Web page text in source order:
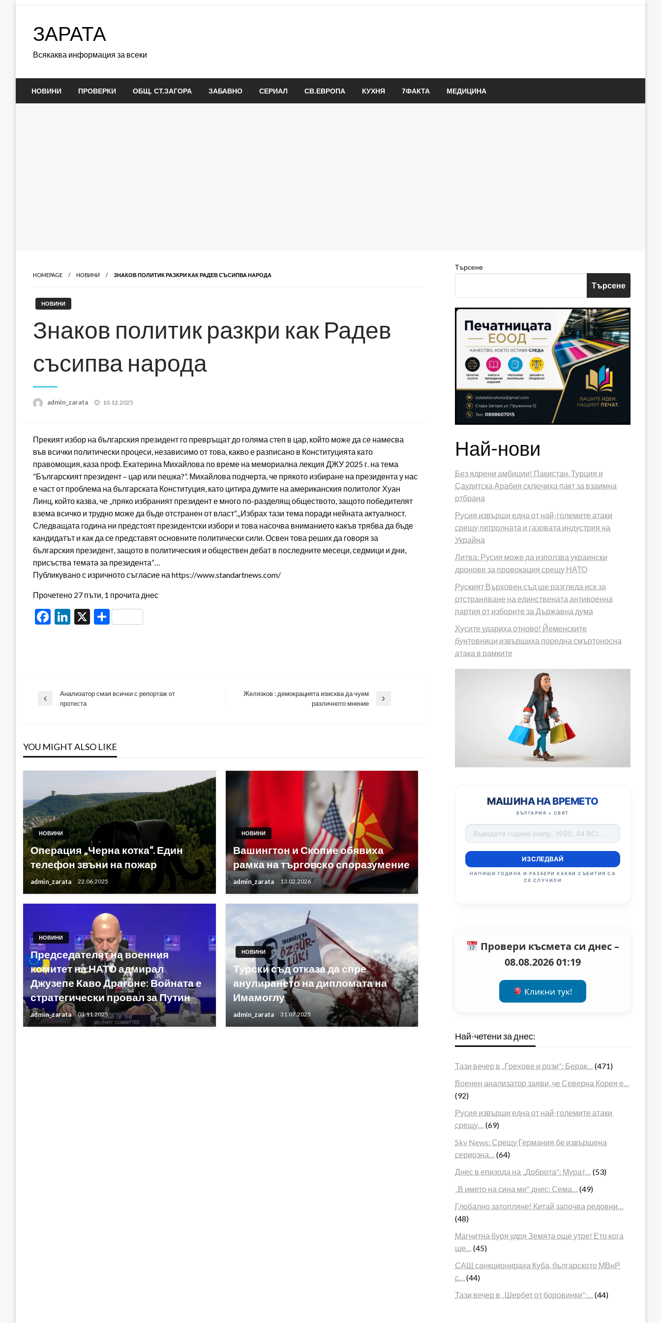
ЗАРАТА
Всякаква информация за всеки
НОВИНИ ПРОВЕРКИ ОБЩ. СТ.ЗАГОРА ЗАБАВНО СЕРИАЛ СВ.ЕВРОПА КУХНЯ 7ФАКТА МЕДИЦИНА
HOMEPAGE НОВИНИ ЗНАКОВ ПОЛИТИК РАЗКРИ КАК РАДЕВ СЪСИПВА НАРОДА
НОВИНИ
Знаков политик разкри как Радев
съсипва народа
admin_zarata
Posted
10.12.2025
Прекият избор на българския президент го превръщат до голяма степ в цар, който може да се намесва
във всички политически процеси, независимо от това, какво е разписано в Конституцията като
правомощия, каза проф. Екатерина Михайлова по време на мемориална лекция ДЖУ 2025 г. на тема
“Българският президент – цар или пешка?”. Михайлова подчерта, че прякото избиране на президента у нас
е част от проблема на българската Конституция, като цитира думите на американския политолог Хуан
Линц, който казва, че „пряко избраният президент е много по-разделящ обществото, защото победителят
взема всичко и трудно може да бъде отстранен от власт“.„Избрах тази тема поради нейната актуалност.
Следващата година ни предстоят президентски избори и това насочва вниманието какъв трябва да бъде
кандидатът и как да се представят основните политически сили. Освен това реших да говоря за
българския президент, защото в политическия и обществен дебат в последните месеци, седмици и дни,
присъства темата за президента“…
Публикувано с изричното съгласие на https://www.standartnews.com/
Прочетено 27 пъти, 1 прочита днес
Facebook
LinkedIn
X Share
Навигация
Previous
Анализатор смая всички с репортаж от
протеста
Желязков : демокрацията изисква да чуем
различното мнение
YOU MIGHT ALSO LIKE
НОВИНИ
Операция „Черна котка“. Един
телефон звъни на пожар
admin_zarata 22.06.2025
НОВИНИ
Вашингтон и Скопие обявиха
рамка на търговско споразумение
admin_zarata 13.02.2026
НОВИНИ
Председателят на военния
комитет на НАТО адмирал
Джузепе Каво Драгоне: Войната е
стратегически провал за Путин
admin_zarata 03.11.2025
НОВИНИ
Турски съд отказа да спре
анулирането на дипломата на
Имамоглу
admin_zarata 31.07.2025
Търсене
Търсене
Най-нови
Без ядрени амбиции! Пакистан, Турция и
Саудитска Арабия сключиха пакт за взаимна
отбрана
Русия извърши една от най-големите атаки
срещу петролната и газовата индустрия на
Украйна
Литва: Русия може да използва украински
дронове за провокация срещу НАТО
Руският Върховен съд ще разгледа иск за
отстраняване на единствената антивоенна
партия от изборите за Държавна дума
Хусите удариха отново! Йеменските
бунтовници извършиха поредна смъртоносна
атака в рамките
МАШИНА НА ВРЕМЕТО
БЪЛГАРИЯ + СВЯТ
ИЗСЛЕДВАЙ
НАПИШИ ГОДИНА И РАЗБЕРИ КАКВИ СЪБИТИЯ СА
СЕ СЛУЧИЛИ
Провери късмета си днес –
08.08.2026 01:19
Кликни тук!
Най-четени за днес:
Тази вечер в „Грехове и рози“: Берак…
(471)
Военен анализатор заяви, че Северна Корея е…
(92)
Русия извърши една от най-големите атаки
срещу…
(69)
Sky News: Срещу Германия бе извършена
сериозна…
(64)
Днес в епизода на „Доброта“: Мурат…
(53)
„В името на сина ми“ днес: Сема…
(49)
Глобално затопляне! Китай започва редовни…
(48)
Магнитна буря удря Земята още утре! Ето кога
ще…
(45)
САЩ санкционираха Куба, българското МВнР
с…
(44)
Тази вечер в „Шербет от боровинки“:…
(44)